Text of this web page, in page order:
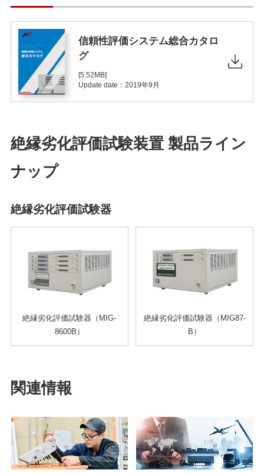
信頼性評価システム総合カタロ
グ
[5.52MB]
Update date：2019年9月
絶縁劣化評価試験装置 製品ライン
ナップ
絶縁劣化評価試験器
絶縁劣化評価試験器（MIG-
8600B）
絶縁劣化評価試験器（MIG87-
B）
関連情報